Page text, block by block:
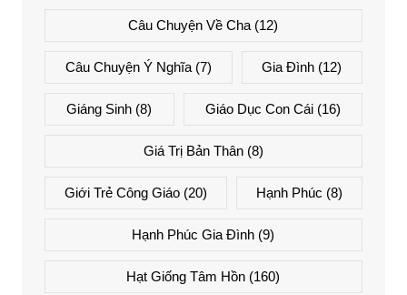
Câu Chuyện Về Cha (12)
Câu Chuyện Ý Nghĩa(7) Gia Đình (12)
Giáng Sinh (8) Giáo Dục Con Cái(16)
Giá Trị Bản Thân(8)
Giới Trẻ Công Giáo(20) Hạnh Phúc (8)
Hạnh Phúc Gia Đình (9)
Hạt Giống Tâm Hồn (160)